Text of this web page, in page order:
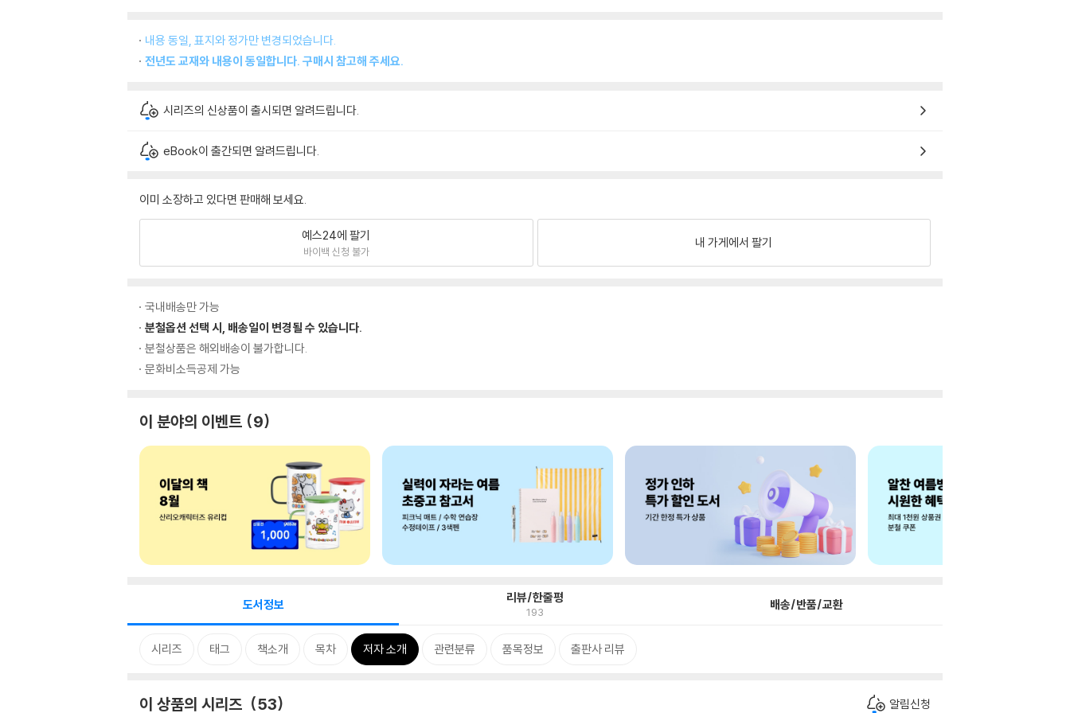
내용 동일, 표지와 정가만 변경되었습니다.
전년도 교재와 내용이 동일합니다. 구매시 참고해 주세요.
시리즈의 신상품이 출시되면 알려드립니다.
eBook이 출간되면 알려드립니다.
이미 소장하고 있다면 판매해 보세요.
예스24에 팔기
바이백 신청 불가
내 가게에서 팔기
국내배송만 가능
분철옵션 선택 시, 배송일이 변경될 수 있습니다.
분철상품은 해외배송이 불가합니다.
문화비소득공제 가능
이 분야의 이벤트 9
도서정보 리뷰/한줄평
193 배송/반품/교환
시리즈 태그 책소개 목차 저자 소개 관련분류 품목정보 출판사 리뷰
이 상품의 시리즈 53 알림신청